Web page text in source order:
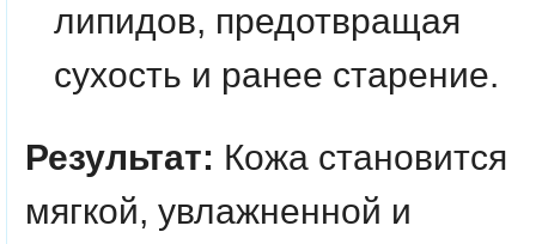
липидов, предотвращая
сухость и ранее старение.
Результат: Кожа становится
мягкой, увлажненной и